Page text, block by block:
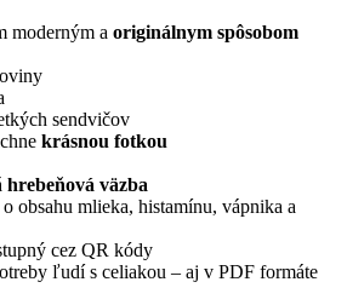
moderným a originálnym spôsobom
sendvičov
krásnou fotkou
hrebeňová väzba
o obsahu mlieka, histamínu, vápnika a
cez QR kódy
ľudí s celiakou – aj v PDF formáte